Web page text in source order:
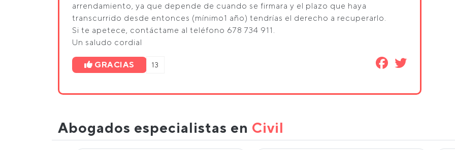
arrendamiento, ya que depende de cuando se firmara y el plazo que haya
transcurrido desde entonces (mínimo1 año) tendrías el derecho a recuperarlo.
Si te apetece, contáctame al teléfono 678 734 911.
Un saludo cordial
GRACIAS 13
Abogados especialistas en Civil